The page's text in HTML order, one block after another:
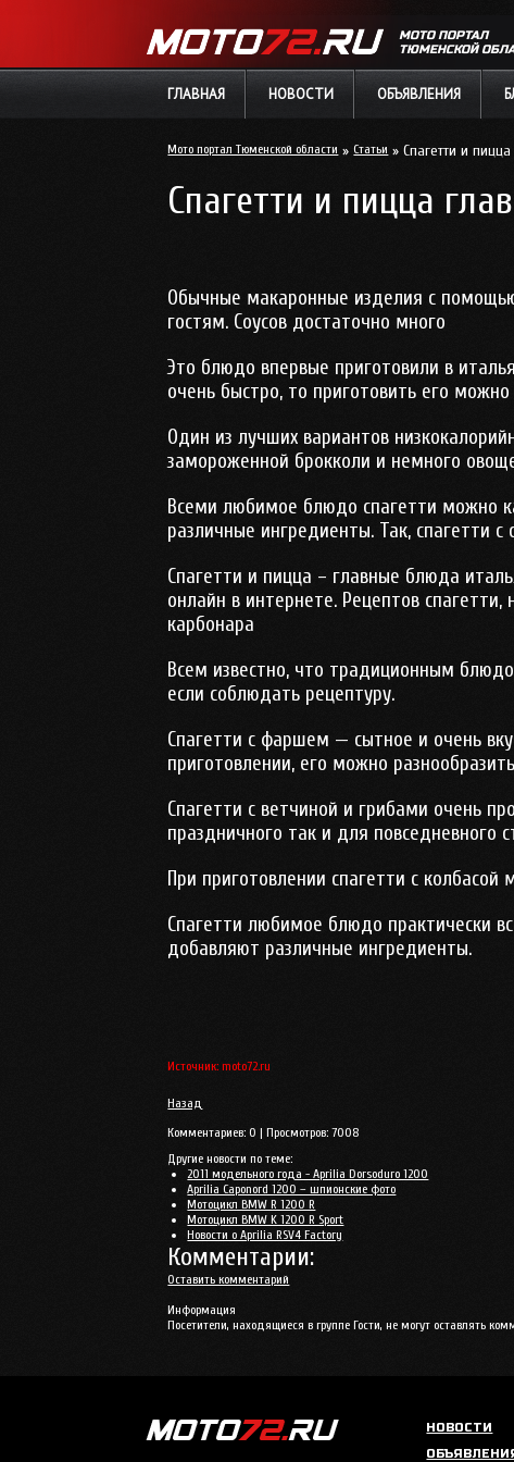
МОТО ПОРТАЛ
ТЮМЕНСКОЙ
ГЛАВНАЯ НОВОСТИ ОБЪЯВЛЕНИЯ
Мото портал Тюменской области»Статьи» Спагетти и
Спагетти и пицца
Обычные макаронные изделия с
гостям. Соусов достаточно много
Это блюдо впервые приготовили в
очень быстро, то приготовить его можно
Один из лучших вариантов
замороженной брокколи и немного
Всеми любимое блюдо спагетти можно
различные ингредиенты. Так, спагетти
Спагетти и пицца – главные блюда
онлайн в интернете. Рецептов
карбонара
Всем известно, что традиционным
если соблюдать рецептуру.
Спагетти с фаршем — сытное и очень
приготовлении, его можно разнообразить
Спагетти с ветчиной и грибами очень
праздничного так и для повседневного
При приготовлении спагетти с
Спагетти любимое блюдо практически
добавляют различные ингредиенты.
Источник: moto72.ru
Назад
Комментариев:0 | Просмотров:7008
Другие новости по теме:
2011 модельного года - Aprilia Dorsoduro 1200
Aprilia Caponord 1200 – шпионские фото
Мотоцикл BMW R 1200 R
Мотоцикл BMW K 1200 R Sport
Новости о Aprilia RSV4 Factory
Комментарии:
Оставить комментарий
Информация
Посетители, находящиеся в группеГости, не могут оставлять
НОВОСТИ